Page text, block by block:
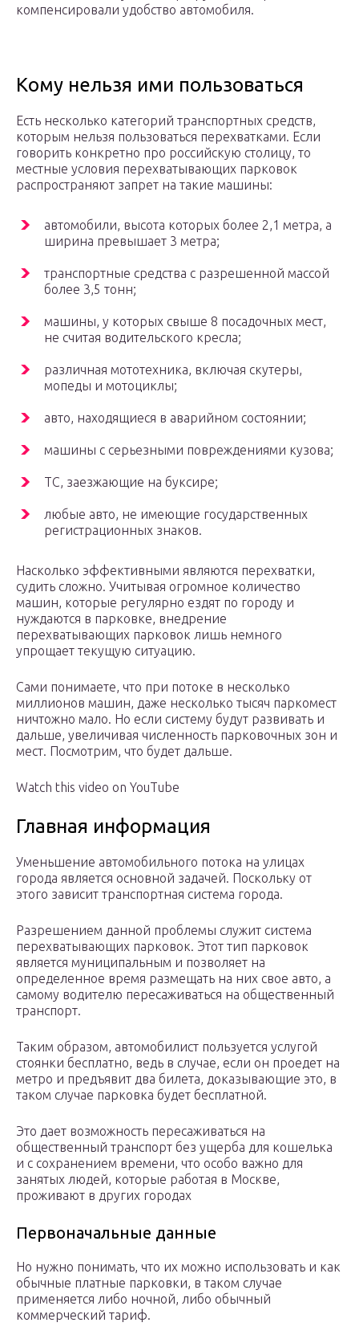
компенсировали удобство автомобиля.
Кому нельзя ими пользоваться
Есть несколько категорий транспортных средств,
которым нельзя пользоваться перехватками. Если
говорить конкретно про российскую столицу, то
местные условия перехватывающих парковок
распространяют запрет на такие машины:
автомобили, высота которых более 2,1 метра, а
ширина превышает 3 метра;
транспортные средства с разрешенной массой
более 3,5 тонн;
машины, у которых свыше 8 посадочных мест,
не считая водительского кресла;
различная мототехника, включая скутеры,
мопеды и мотоциклы;
авто, находящиеся в аварийном состоянии;
машины с серьезными повреждениями кузова;
ТС, заезжающие на буксире;
любые авто, не имеющие государственных
регистрационных знаков.
Насколько эффективными являются перехватки,
судить сложно. Учитывая огромное количество
машин, которые регулярно ездят по городу и
нуждаются в парковке, внедрение
перехватывающих парковок лишь немного
упрощает текущую ситуацию.
Сами понимаете, что при потоке в несколько
миллионов машин, даже несколько тысяч паркомест
ничтожно мало. Но если систему будут развивать и
дальше, увеличивая численность парковочных зон и
мест. Посмотрим, что будет дальше.
Watch this video on YouTube
Главная информация
Уменьшение автомобильного потока на улицах
города является основной задачей. Поскольку от
этого зависит транспортная система города.
Разрешением данной проблемы служит система
перехватывающих парковок. Этот тип парковок
является муниципальным и позволяет на
определенное время размещать на них свое авто, а
самому водителю пересаживаться на общественный
транспорт.
Таким образом, автомобилист пользуется услугой
стоянки бесплатно, ведь в случае, если он проедет на
метро и предъявит два билета, доказывающие это, в
таком случае парковка будет бесплатной.
Это дает возможность пересаживаться на
общественный транспорт без ущерба для кошелька
и с сохранением времени, что особо важно для
занятых людей, которые работая в Москве,
проживают в других городах
Первоначальные данные
Но нужно понимать, что их можно использовать и как
обычные платные парковки, в таком случае
применяется либо ночной, либо обычный
коммерческий тариф.